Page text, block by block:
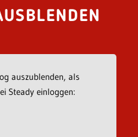
auszublenden, als
Steady einloggen: